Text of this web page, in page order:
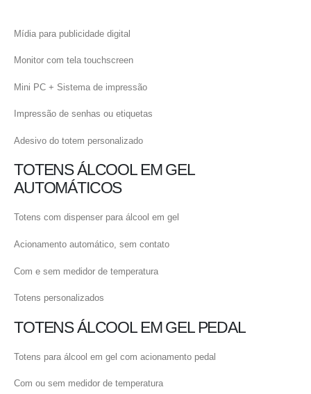
Mídia para publicidade digital
Monitor com tela touchscreen
Mini PC + Sistema de impressão
Impressão de senhas ou etiquetas
Adesivo do totem personalizado
TOTENS ÁLCOOL EM GEL
AUTOMÁTICOS
Totens com dispenser para álcool em gel
Acionamento automático, sem contato
Com e sem medidor de temperatura
Totens personalizados
TOTENS ÁLCOOL EM GEL PEDAL
Totens para álcool em gel com acionamento pedal
Com ou sem medidor de temperatura